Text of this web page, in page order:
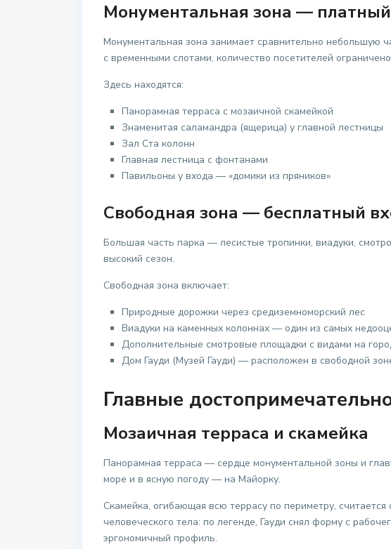
Монументальная зона —
Монументальная зона занимает сравнительно небольшую
с временными слотами, количество посетителей
Здесь находятся:
Панорамная терраса с мозаичной скамейкой
Знаменитая саламандра (ящерица) у главной лестницы
Зал Ста колонн
Главная лестница с фонтанами
Павильоны у входа — «домики из пряников»
Свободная зона — бесплатный
Большая часть парка — лесистые тропинки, виадуки,
высокий сезон.
Свободная зона включает:
Природные дорожки через средиземноморский лес
Виадуки на каменных колоннах — один из самых
Дополнительные смотровые площадки с видами на
Дом Гауди (Музей Гауди) — расположен в свободной
Главные
Мозаичная терраса и скамейка
Панорамная терраса — сердце монументальной зоны и
море и в ясную погоду — на Майорку.
Скамейка, огибающая всю террасу по периметру,
человеческого тела: по легенде, Гауди снял форму с
эргономичный профиль.